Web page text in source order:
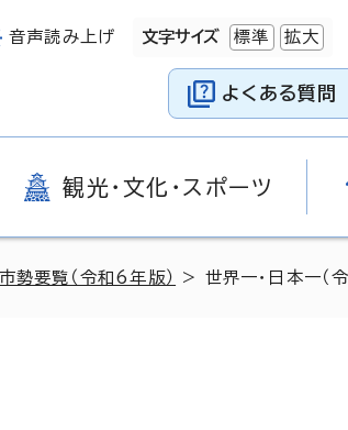
音声読み上げ 文字サイズ 標準 拡大
よくある質問
観光・文化・スポーツ
勢要覧（令和6年版） > 世界一・日本一（